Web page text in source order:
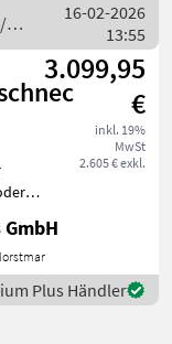
16-02-2026
13:55
3.099,95
€
inkl. 19%
MwSt
2.605 € exkl.
Plus Händler